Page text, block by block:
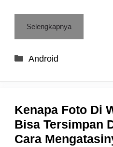
Selengkapnya
Categories
Android
Kenapa Foto Di
Bisa Tersimpan
Cara